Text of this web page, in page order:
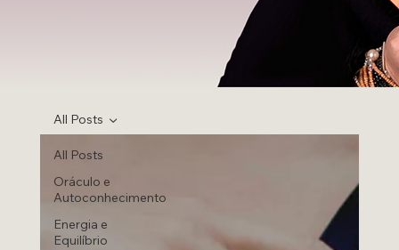
All Posts
Oráculo e
Autoconhecimento
Energia e
Equilíbrio
All Posts